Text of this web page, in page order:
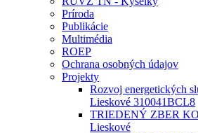
Príroda
Publikácie
Multimédia
ROEP
Ochrana osobných údajov
Projekty
Rozvoj energetických
Lieskové 310041BCL8
TRIEDENÝ ZBER
Lieskové